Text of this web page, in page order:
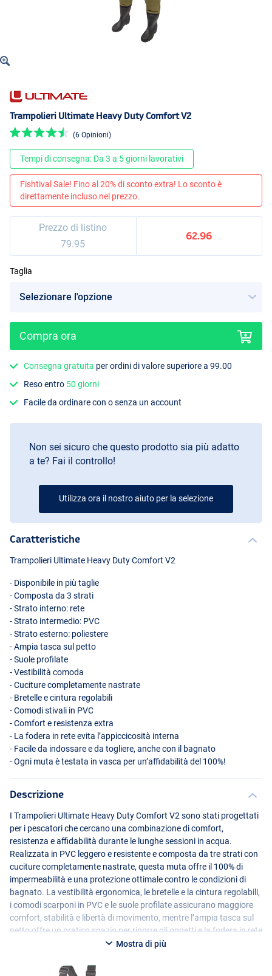
Trampolieri Ultimate Heavy Duty Comfort V2
(6 Opinioni)
Tempi di consegna: Da 3 a 5 giorni lavorativi
Fishtival Sale! Fino al 20% di sconto extra! Lo sconto è
direttamente incluso nel prezzo.
Prezzo di listino
79.95
62.96
Taglia
Compra ora
Consegna gratuita per ordini di valore superiore a 99.00
Reso entro 50 giorni
Facile da ordinare con o senza un account
Non sei sicuro che questo prodotto sia più adatto
a te? Fai il controllo!
Utilizza ora il nostro aiuto per la selezione
Caratteristiche
Trampolieri Ultimate Heavy Duty Comfort V2
- Disponibile in più taglie
- Composta da 3 strati
- Strato interno: rete
- Strato intermedio: PVC
- Strato esterno: poliestere
- Ampia tasca sul petto
- Suole profilate
- Vestibilità comoda
- Cuciture completamente nastrate
- Bretelle e cintura regolabili
- Comodi stivali in PVC
- Comfort e resistenza extra
- La fodera in rete evita l’appiccicosità interna
- Facile da indossare e da togliere, anche con il bagnato
- Ogni muta è testata in vasca per un’affidabilità del 100%!
Descrizione
I Trampolieri Ultimate Heavy Duty Comfort V2 sono stati progettati
per i pescatori che cercano una combinazione di comfort,
resistenza e affidabilità durante le lunghe sessioni in acqua.
Realizzata in PVC leggero e resistente e composta da tre strati con
cuciture completamente nastrate, questa muta offre il 100% di
impermeabilità e una protezione ottimale contro le condizioni di
bagnato. La vestibilità ergonomica, le bretelle e la cintura regolabili,
i comodi scarponi in PVCe le suole profilate assicurano maggiore
comfort, stabilità e libertà di movimento, mentre l’ampia tasca sul
petto offre un pratico spazio per riporre gli oggetti e la fodera in rete
impedisce che l’interno diventi appiccicoso. Il design elegante rende
ogni muta è testata singolarmente in vasca per garantire la
Mostra di più